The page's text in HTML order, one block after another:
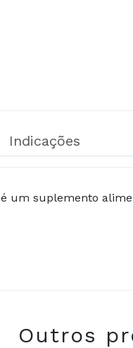
Indicações
um suplemento
Outros